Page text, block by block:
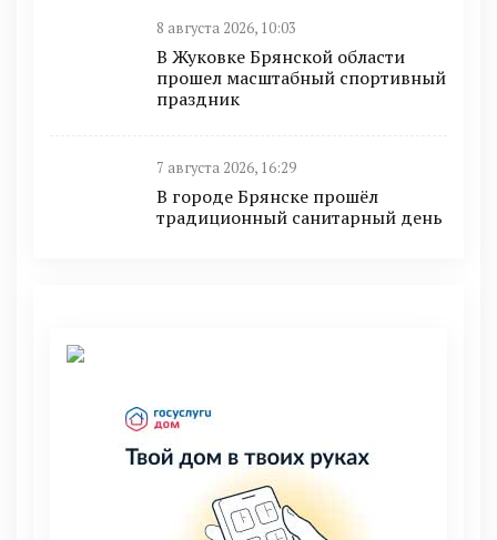
8 августа 2026, 10:03
В Жуковке Брянской области
прошел масштабный спортивный
праздник
7 августа 2026, 16:29
В городе Брянске прошёл
традиционный санитарный день